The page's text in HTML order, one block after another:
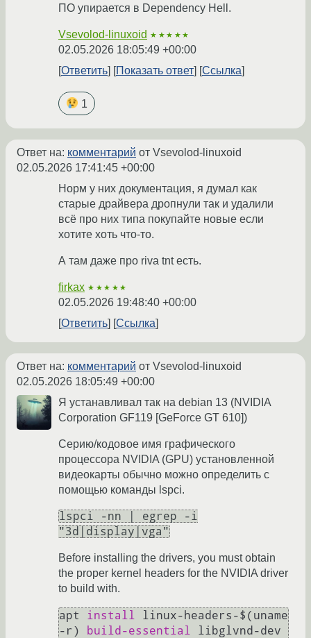
ПО упирается в Dependency Hell.
Vsevolod-linuxoid ★★★★★
02.05.2026 18:05:49 +00:00
Ответить
Показать ответ Ссылка
1
Ответ на: комментарий от Vsevolod-linuxoid
02.05.2026 17:41:45 +00:00
Норм у них документация, я думал как
старые драйвера дропнули так и удалили
всё про них типа покупайте новые если
хотите хоть что-то.
А там даже про riva tnt есть.
firkax ★★★★★
02.05.2026 19:48:40 +00:00
Ответить
Ссылка
Ответ на: комментарий от Vsevolod-linuxoid
02.05.2026 18:05:49 +00:00
Я устанавливал так на debian 13 (NVIDIA
Corporation GF119 [GeForce GT 610])
Серию/кодовое имя графического
процессора NVIDIA (GPU) установленной
видеокарты обычно можно определить с
помощью команды lspci.
lspci -nn | egrep -i
"3d|display|vga"
Before installing the drivers, you must obtain
the proper kernel headers for the NVIDIA driver
to build with.
apt install linux-headers-$(uname
-r)
build-essential libglvnd-dev